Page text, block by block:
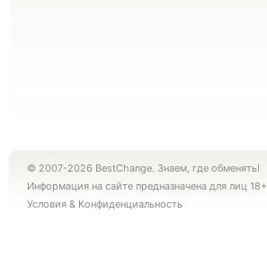
© 2007-2026 BestChange. Знаем, где обменять!
Информация на сайте предназначена для лиц 18+
Условия & Конфиденциальность